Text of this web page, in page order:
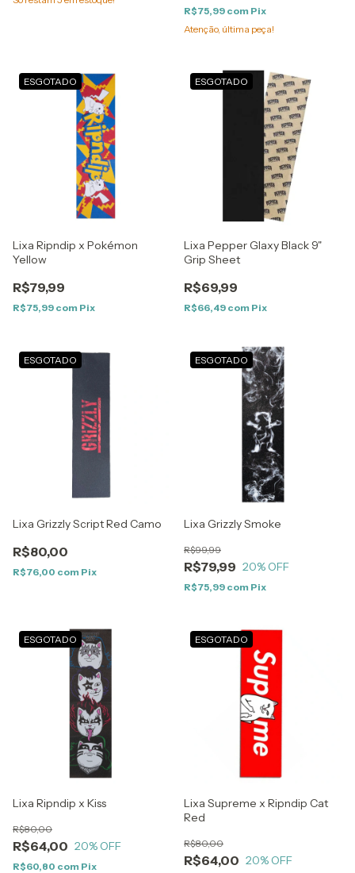
R$75,99 com Pix
Atenção, última peça!
ESGOTADO
Lixa Ripndip x Pokémon
Yellow
R$79,99
R$75,99 com Pix
ESGOTADO
Lixa Pepper Glaxy Black 9"
Grip Sheet
R$69,99
R$66,49 com Pix
ESGOTADO
Lixa Grizzly Script Red Camo
R$80,00
R$76,00 com Pix
ESGOTADO
Lixa Grizzly Smoke
R$79,99
R$99,99
20% OFF
R$75,99 com Pix
ESGOTADO
Lixa Ripndip x Kiss
R$64,00
R$80,00
20% OFF
R$60,80 com Pix
ESGOTADO
Lixa Supreme x Ripndip Cat
Red
R$64,00
R$80,00
20% OFF